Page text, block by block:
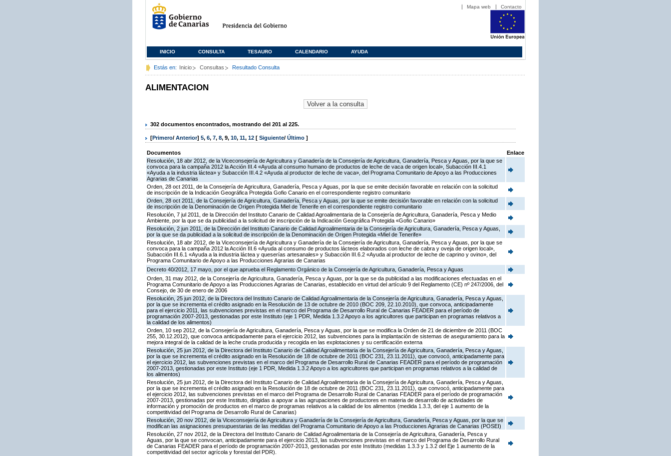
Mapa web Contacto
INICIO CONSULTA TESAURO CALENDARIO AYUDA
Estás en: Inicio Consultas Resultado Consulta
ALIMENTACION
302 documentos encontrados, mostrando del 201 al 225.
[Primero/ Anterior] 5, 6, 7, 8, 9, 10, 11, 12 [ Siguiente/ Último ]
Documentos
Enlace
Resolución, 18 abr 2012, de la Viceconsejería de Agricultura y Ganadería de la Consejería de Agricultura, Ganadería, Pesca y Aguas, por la que se
convoca para la campaña 2012 la Acción III.4 «Ayuda al consumo humano de productos de leche de vaca de origen local», Subacción III.4.1
«Ayuda a la industria láctea» y Subacción III.4.2 «Ayuda al productor de leche de vaca», del Programa Comunitario de Apoyo a las Producciones
Agrarias de Canarias
Orden, 28 oct 2011, de la Consejería de Agricultura, Ganadería, Pesca y Aguas, por la que se emite decisión favorable en relación con la solicitud
de inscripción de la Indicación Geográfica Protegida Gofio Canario en el correspondiente registro comunitario
Orden, 28 oct 2011, de la Consejería de Agricultura, Ganadería, Pesca y Aguas, por la que se emite decisión favorable en relación con la solicitud
de inscripción de la Denominación de Origen Protegida Miel de Tenerife en el correspondiente registro comunitario
Resolución, 7 jul 2011, de la Dirección del Instituto Canario de Calidad Agroalimentaria de la Consejería de Agricultura, Ganadería, Pesca y Medio
Ambiente, por la que se da publicidad a la solicitud de inscripción de la Indicación Geográfica Protegida «Gofio Canario»
Resolución, 2 jun 2011, de la Dirección del Instituto Canario de Calidad Agroalimentaria de la Consejería de Agricultura, Ganadería, Pesca y Aguas,
por la que se da publicidad a la solicitud de inscripción de la Denominación de Origen Protegida «Miel de Tenerife»
Resolución, 18 abr 2012, de la Viceconsejería de Agricultura y Ganadería de la Consejería de Agricultura, Ganadería, Pesca y Aguas, por la que se
convoca para la campaña 2012 la Acción III.6 «Ayuda al consumo de productos lácteos elaborados con leche de cabra y oveja de origen local»,
Subacción III.6.1 «Ayuda a la industria láctea y queserías artesanales» y Subacción III.6.2 «Ayuda al productor de leche de caprino y ovino», del
Programa Comunitario de Apoyo a las Producciones Agrarias de Canarias
Decreto 40/2012, 17 mayo, por el que aprueba el Reglamento Orgánico de la Consejería de Agricultura, Ganadería, Pesca y Aguas
Orden, 31 may 2012, de la Consejería de Agricultura, Ganadería, Pesca y Aguas, por la que se da publicidad a las modificaciones efectuadas en el
Programa Comunitario de Apoyo a las Producciones Agrarias de Canarias, establecido en virtud del artículo 9 del Reglamento (CE) nº 247/2006, del
Consejo, de 30 de enero de 2006
Resolución, 25 jun 2012, de la Directora del Instituto Canario de Calidad Agroalimentaria de la Consejería de Agricultura, Ganadería, Pesca y Aguas,
por la que se incrementa el crédito asignado en la Resolución de 13 de octubre de 2010 (BOC 209, 22.10.2010), que convoca, anticipadamente
para el ejercicio 2011, las subvenciones previstas en el marco del Programa de Desarrollo Rural de Canarias FEADER para el período de
programación 2007-2013, gestionadas por este Instituto (eje 1 PDR, Medida 1.3.2 Apoyo a los agricultores que participan en programas relativos a
la calidad de los alimentos)
Orden, 10 sep 2012, de la Consejería de Agricultura, Ganadería, Pesca y Aguas, por la que se modifica la Orden de 21 de diciembre de 2011 (BOC
255, 30.12.2012), que convoca anticipadamente para el ejercicio 2012, las subvenciones para la implantación de sistemas de aseguramiento para la
mejora integral de la calidad de la leche cruda producida y recogida en las explotaciones y su certificación externa
Resolución, 25 jun 2012, de la Directora del Instituto Canario de Calidad Agroalimentaria de la Consejería de Agricultura, Ganadería, Pesca y Aguas,
por la que se incrementa el crédito asignado en la Resolución de 18 de octubre de 2011 (BOC 231, 23.11.2011), que convocó, anticipadamente para
el ejercicio 2012, las subvenciones previstas en el marco del Programa de Desarrollo Rural de Canarias FEADER para el período de programación
2007-2013, gestionadas por este Instituto (eje 1 PDR, Medida 1.3.2 Apoyo a los agricultores que participan en programas relativos a la calidad de
los alimentos)
Resolución, 25 jun 2012, de la Directora del Instituto Canario de Calidad Agroalimentaria de la Consejería de Agricultura, Ganadería, Pesca y Aguas,
por la que se incrementa el crédito asignado en la Resolución de 18 de octubre de 2011 (BOC 231, 23.11.2011), que convocó, anticipadamente para
el ejercicio 2012, las subvenciones previstas en el marco del Programa de Desarrollo Rural de Canarias FEADER para el período de programación
2007-2013, gestionadas por este Instituto, dirigidas a apoyar a las agrupaciones de productores en materia de desarrollo de actividades de
información y promoción de productos en el marco de programas relativos a la calidad de los alimentos (medida 1.3.3, del eje 1 aumento de la
competitividad del Programa de Desarrollo Rural de Canarias)
Resolución, 20 nov 2012, de la Viceconsejería de Agricultura y Ganadería de la Consejería de Agricultura, Ganadería, Pesca y Aguas, por la que se
modifican las asignaciones presupuestarias de las medidas del Programa Comunitario de Apoyo a las Producciones Agrarias de Canarias (POSEI)
Resolución, 27 nov 2012, de la Directora del Instituto Canario de Calidad Agroalimentaria de la Consejería de Agricultura, Ganadería, Pesca y
Aguas, por la que se convocan, anticipadamente para el ejercicio 2013, las subvenciones previstas en el marco del Programa de Desarrollo Rural
de Canarias FEADER para el período de programación 2007-2013, gestionadas por este Instituto (medidas 1.3.3 y 1.3.2 del Eje 1 aumento de la
competitividad del sector agrícola y forestal del PDR).